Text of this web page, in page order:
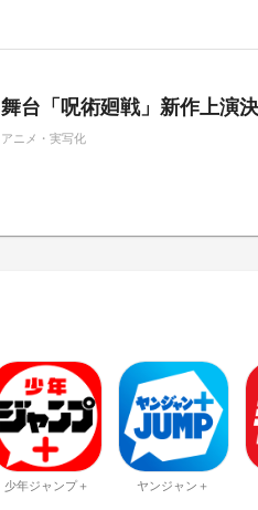
舞台「呪術廻戦」新作上演決
アニメ・実写化
少年ジャンプ＋ ヤンジャン＋